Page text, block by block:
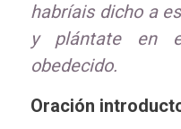
habríais dicho a
y plántate en
obedecido.
Oración